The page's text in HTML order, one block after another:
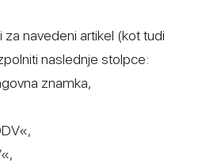
navedeni artikel (kot tudi
naslednje stolpce:
znamka,